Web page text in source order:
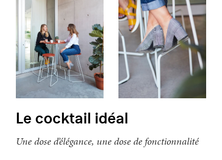
Le cocktail idéal
Une dose d’élégance, une dose de fonctionnalité